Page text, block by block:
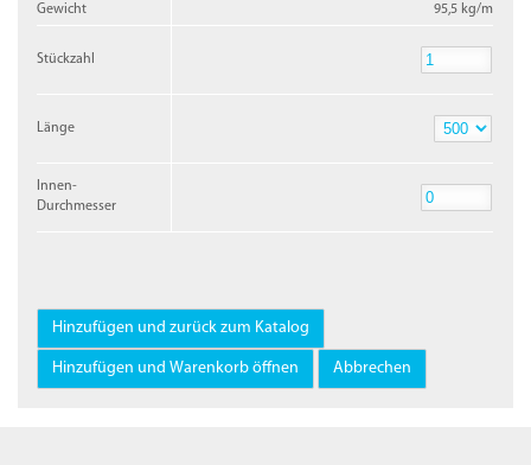
Gewicht 95,5 kg/m
Stückzahl
Länge
Innen-
Durchmesser